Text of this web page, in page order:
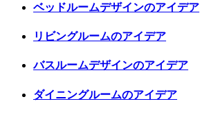
ベッドルームデザインのアイデア
リビングルームのアイデア
バスルームデザインのアイデア
ダイニングルームのアイデア